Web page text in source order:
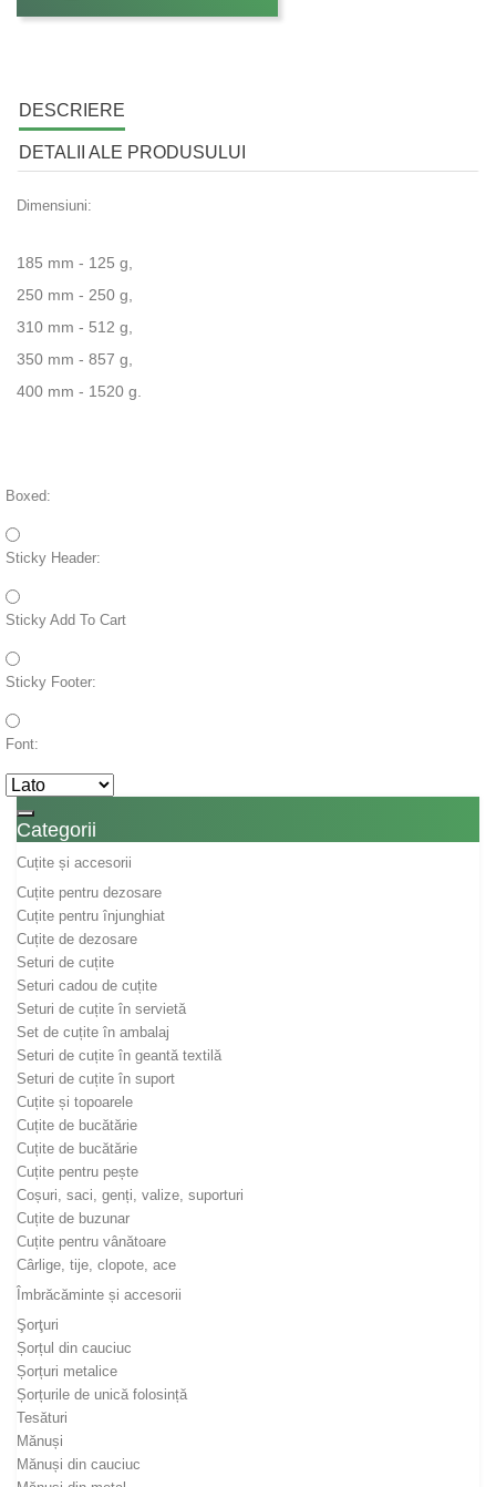
Toggle navigation
Categorii
Cuțite și accesorii
Cuțite pentru dezosare
Cuțite pentru înjunghiat
Cuțite de dezosare
Seturi de cuțite
Seturi cadou de cuțite
Seturi de cuțite în servietă
Set de cuțite în ambalaj
Seturi de cuțite în geantă textilă
Seturi de cuțite în suport
Cuțite și topoarele
Cuțite de bucătărie
Cuțite de bucătărie
Cuțite pentru pește
Coșuri, saci, genți, valize, suporturi
Cuțite de buzunar
Cuțite pentru vânătoare
Cârlige, tije, clopote, ace
Îmbrăcăminte și accesorii
Şorţuri
Șorțul din cauciuc
Șorțuri metalice
Șorțurile de unică folosință
Tesături
Mănuși
Mănuși din cauciuc
DESCRIERE
DETALII ALE PRODUSULUI
Dimensiuni:
185 mm - 125 g,
250 mm - 250 g,
310 mm - 512 g,
350 mm - 857 g,
400 mm - 1520 g.
Boxed:
Sticky Header:
Sticky Add To Cart
Sticky Footer:
Font: